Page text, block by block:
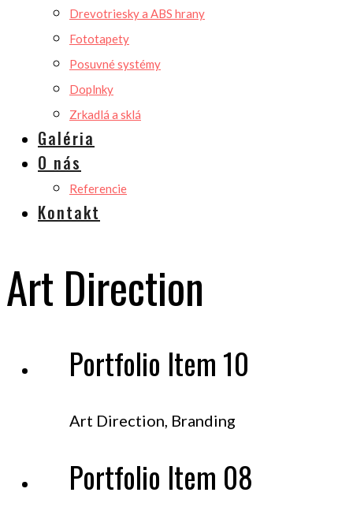
Drevotriesky a ABS hrany
Fototapety
Posuvné systémy
Doplnky
Zrkadlá a sklá
Galéria
O nás
Referencie
Kontakt
Art Direction
Portfolio Item 10
Art Direction, Branding
Portfolio Item 08